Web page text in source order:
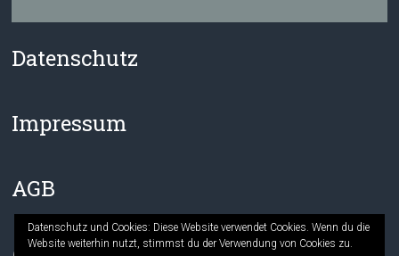
Datenschutz
Impressum
AGB
Datenschutz und Cookies: Diese Website verwendet Cookies. Wenn du die
Website weiterhin nutzt, stimmst du der Verwendung von Cookies zu.